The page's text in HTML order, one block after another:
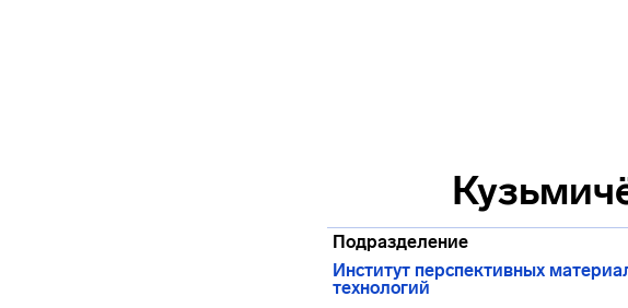
Подразделение
Институт перспективных
технологий